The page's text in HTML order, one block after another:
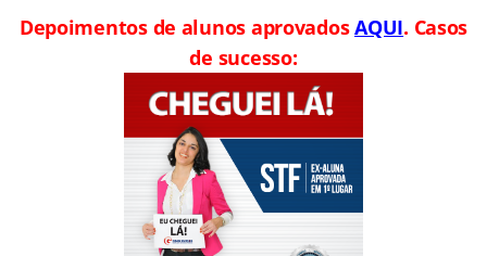
Depoimentos de alunos aprovadosAQUI. Casos
de sucesso: